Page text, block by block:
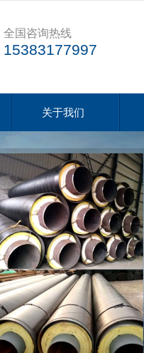
全国咨询热线
15383177997
关于我们